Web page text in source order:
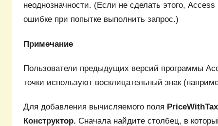
неоднозначности. (Если не сделать этого,
ошибке при попытке выполнить запрос.)
Примечание
Пользователи предыдущих версий программы
точки используют восклицательный знак
Для добавления вычисляемого поля
Конструктор. Сначала найдите столбец, в